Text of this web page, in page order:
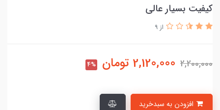
کیفیت بسیار عالی
از 9
2,200,000
2,120,000 تومان 4%